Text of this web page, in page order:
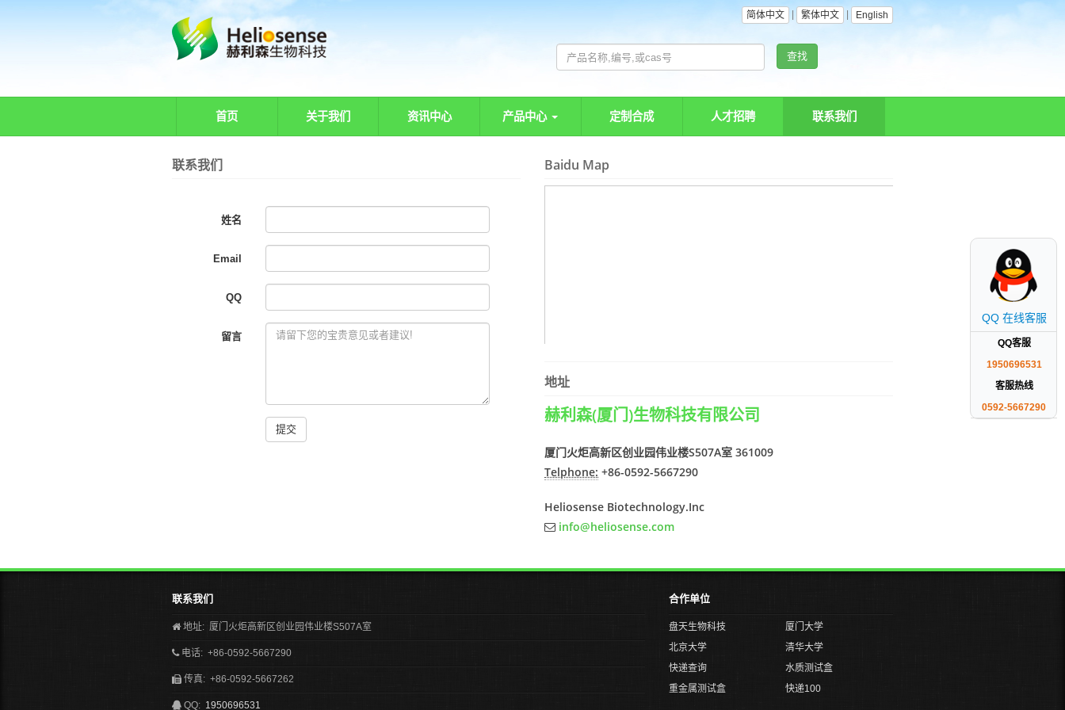
简体中文 繁体中文 English
查找
首页 关于我们 资讯中心 产品中心 定制合成 人才招聘 联系我们
联系我们
姓名
Email
QQ
留言
提交
Baidu Map
地址
赫利森(厦门)生物科技有限公司
厦门火炬高新区创业园伟业楼S507A室 361009
Telphone: +86-0592-5667290
Heliosense Biotechnology.Inc
info@heliosense.com
QQ 在线客服
QQ客服
1950696531
客服热线
0592-5667290
联系我们
地址: 厦门火炬高新区创业园伟业楼S507A室
电话: +86-0592-5667290
传真: +86-0592-5667262
QQ: 1950696531
合作单位
盘天生物科技
北京大学
快递查询
重金属测试盒
厦门大学
清华大学
水质测试盒
快递100